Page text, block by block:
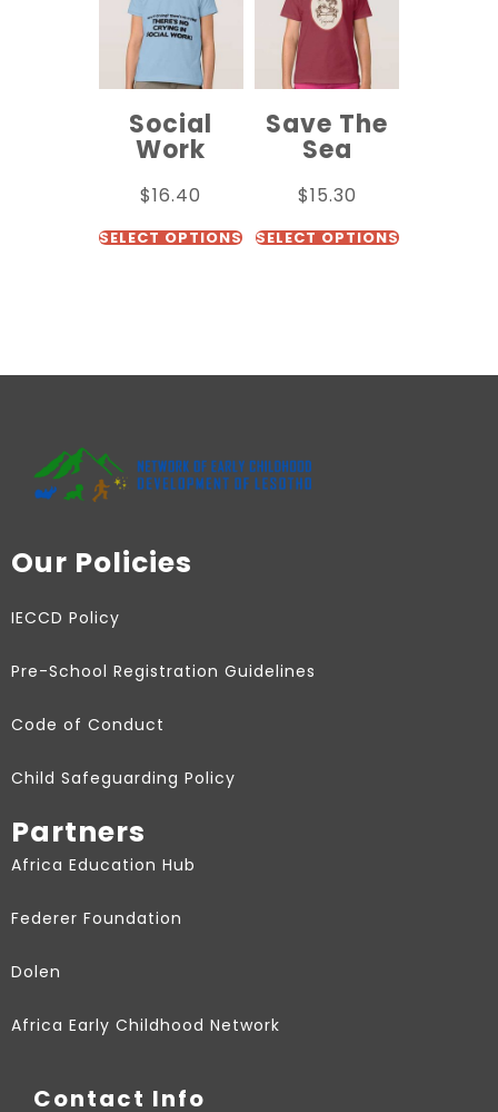
Social
Work
$16.40
SELECT OPTIONS
Save The
Sea
$15.30
SELECT OPTIONS
Our Policies
IECCD Policy
Pre-School Registration Guidelines
Code of Conduct
Child Safeguarding Policy
Partners
Africa Education Hub
Federer Foundation
Dolen
Africa Early Childhood Network
Contact Info